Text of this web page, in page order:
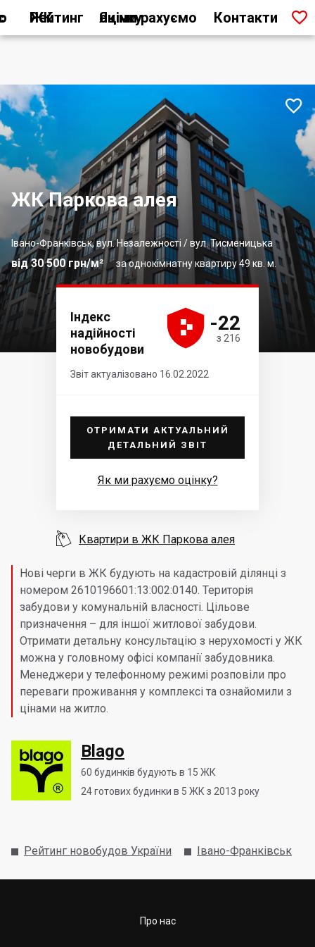
Рейтинг ЖК Як ми рахуємо оцінку Контакти 
ЖК Паркова алея
Івано-Франківськ, вул. Незалежності / вул. Тисменицька
за однокімнатну квартиру 49 кв. м.
від 30 500 грн/м²

Нові черги в ЖК будують на кадастровій ділянці з
номером 2610196601:13:002:0140. Територія
забудови у комунальній власності. Цільове
призначення – для іншої житлової забудови.
Отримати детальну консультацію з нерухомості у ЖК
можна у головному офісі компанії забудовника.
Менеджери у телефонному режимі розповіли про
переваги проживання у комплексі та ознайомили з
цінами на житло.
Blago
60 будинків будують в 15 ЖК
24готових будинки в 5 ЖК з 2013 року
Індекс
надійності
новобудови




 -22
з 216
Звіт актуалізовано 16.02.2022
ОТРИМАТИ АКТУАЛЬНИЙ
ДЕТАЛЬНИЙ ЗВІТ
Як ми рахуємо оцінку?
 Квартири в ЖК Паркова алея
Рейтинг новобудов України Івано-Франківськ
Про нас